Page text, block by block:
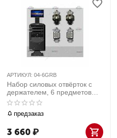
АРТИКУЛ: 04-6GRB
Набор силовых отвёрток с
держателем, 6 предметов
МАСТАК 04-6GRB
предзаказ
3 660₽